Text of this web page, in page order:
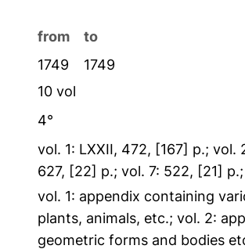
from
to
1749
1749
10 vol
4°
vol. 1: LXXII, 472, [167] p.;
627, [22] p.; vol. 7: 522, [21]
vol. 1: appendix containing
plants, animals, etc.; vol. 2:
geometric forms and bodies